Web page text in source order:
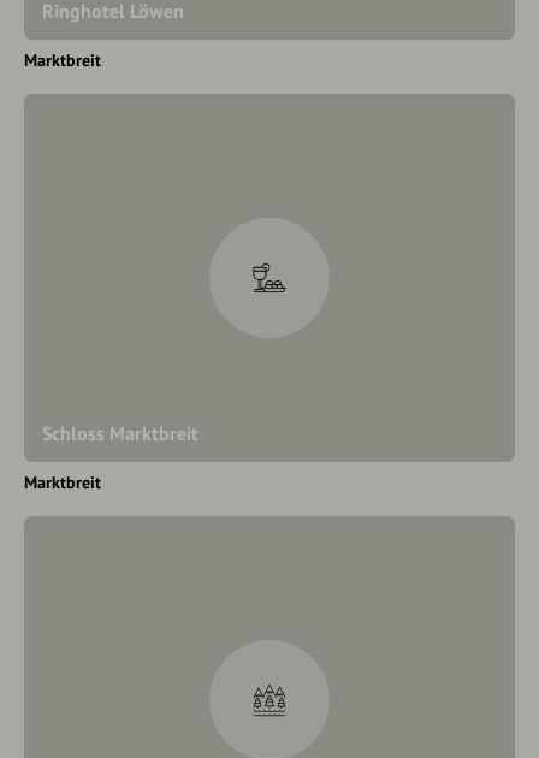
Ringhotel Löwen
Marktbreit
Schloss Marktbreit
Marktbreit